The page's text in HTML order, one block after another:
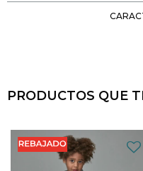
PRODUCTOS QUE